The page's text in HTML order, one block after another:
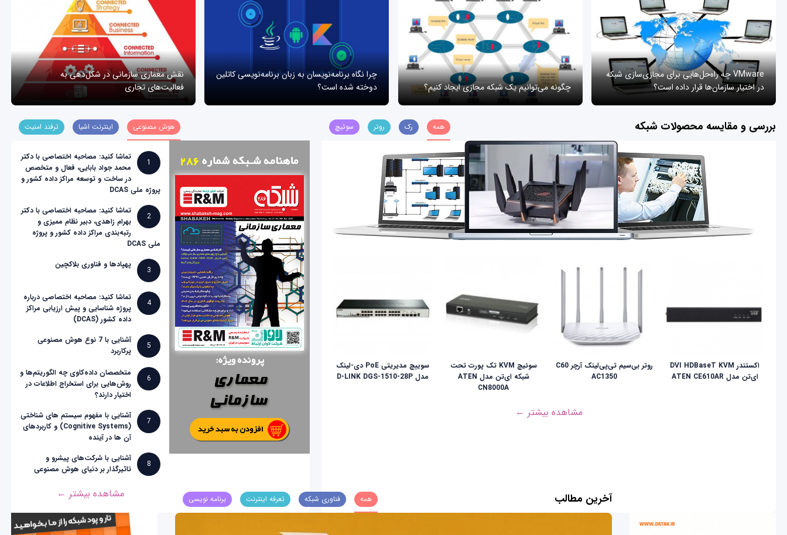
VMware چه راه‌حل‌هایی برای مجازی‌سازی شبکه
در اختیار سازمان‌ها قرار داده است؟
چگونه می‌توانیم یک شبکه مجازی ایجاد کنیم؟
چرا نگاه برنامه‌نویسان به زبان برنامه‌نویسی کاتلین
دوخته شده است؟
نقش معماری سازمانی در شکل‌دهی به
فعالیت‌های تجاری
بررسی و مقایسه محصولات شبکه همه رک روتر سوئیچ
اکستندر DVI HDBaseT KVM
ای‌تن مدل ATEN CE610AR
روتر بی‌سیم تی‌پی‌لینک آرچر C60
AC1350
سوئیچ KVM تک پورت تحت
شبکه ای‌تن مدل ATEN
CN8000A
سوییچ مدیریتی PoE دی-لینک
مدل D-LINK DGS-1510-28P
مشاهده بیشتر ←
هوش مصنوعی اینترنت اشیا ترفند امنیت
1
تماشا کنید: مصاحبه اختصاصی با دکتر
محمد جواد بابایی، فعال و متخصص
در ساخت و توسعه مراکز داده کشور و
پروژه ملی DCAS
2
تماشا کنید: مصاحبه اختصاصی با دکتر
بهرام زاهدی، دبیر نظام ممیزی و
رتبه‌بندی مراکز داده کشور و پروژه
ملی DCAS
3
پهپادها و فناوری بلاکچین
4
تماشا کنید: مصاحبه اختصاصی درباره
پروژه شناسایی و پیش ارزیابی مراکز
داده کشور (DCAS)
5
آشنایی با 7 نوع هوش مصنوعی
پرکاربرد
6
متخصصان داده‌کاوی چه الگوریتم‌ها و
روش‌هایی برای استخراج اطلاعات در
اختیار دارند؟
7
آشنایی با مفهوم سیستم های شناختی
(Cognitive Systems) و کاربردهای
آن ها در آینده
8
آشنایی با شرکت‌های پیشرو و
تاثیرگذار بر دنیای هوش مصنوعی
مشاهده بیشتر ← آخرین مطالب همه فناوری شبکه تعرفه اینترنت برنامه نویسی